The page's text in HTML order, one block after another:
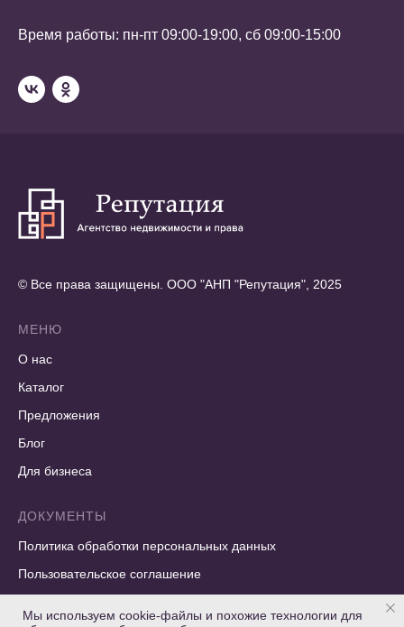
Время работы: пн-пт 09:00-19:00, сб 09:00-15:00
© Все права защищены. ООО "АНП "Репутация", 2025
МЕНЮ
О нас
Каталог
Предложения
Блог
Для бизнеса
ДОКУМЕНТЫ
Политика обработки персональных данных
Пользовательское соглашение
Мы используем cookie-файлы и похожие технологии для